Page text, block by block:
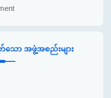
ော အဖွဲ့အစည်းများ